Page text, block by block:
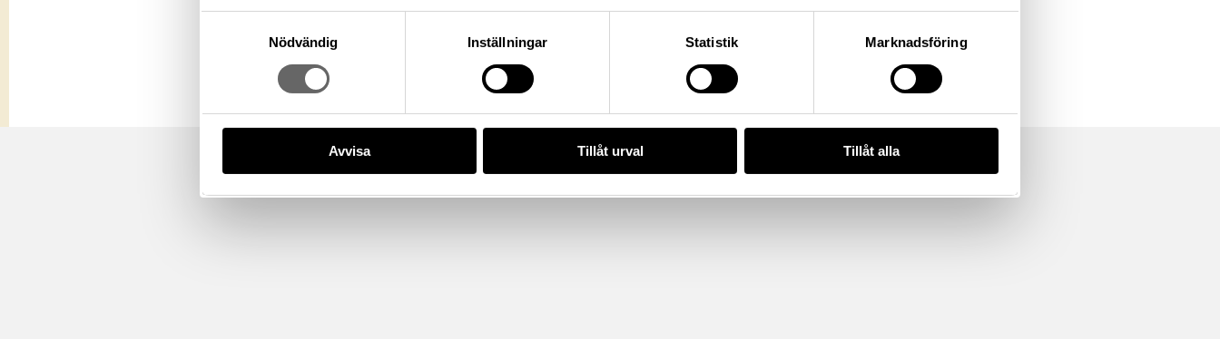
Nödvändig
Inställningar Statistik Marknadsföring
Avvisa Tillåt urval Tillåt alla